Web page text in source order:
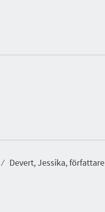
⁄ Devert, Jessika, författare